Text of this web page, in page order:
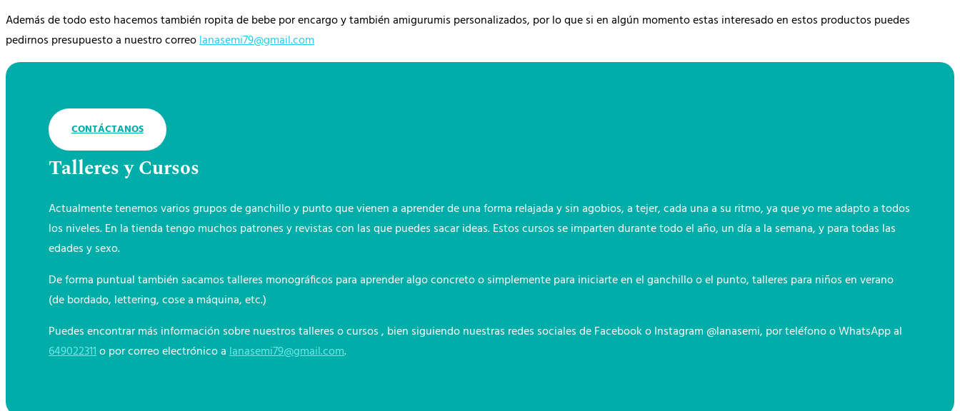
Además de todo esto hacemos también ropita de bebe por encargo y también amigurumis personalizados, por lo que si en algún momento estas interesado en estos productos puedes
pedirnos presupuesto a nuestro correolanasemi79@gmail.com
CONTÁCTANOS
Talleres y Cursos
Actualmente tenemos varios grupos de ganchillo y punto que vienen a aprender de una forma relajada y sin agobios, a tejer, cada una a su ritmo, ya que yo me adapto a todos
los niveles. En la tienda tengo muchos patrones y revistas con las que puedes sacar ideas. Estos cursos se imparten durante todo el año, un día a la semana, y para todas las
edades y sexo.
De forma puntual también sacamos talleres monográficos para aprender algo concreto o simplemente para iniciarte en el ganchillo o el punto, talleres para niños en verano
(de bordado, lettering, cose a máquina, etc.)
Puedes encontrar más información sobre nuestros talleres o cursos , bien siguiendo nuestras redes sociales de Facebook o Instagram @lanasemi, por teléfono o WhatsApp al
649022311o por correo electrónico alanasemi79@gmail.com.